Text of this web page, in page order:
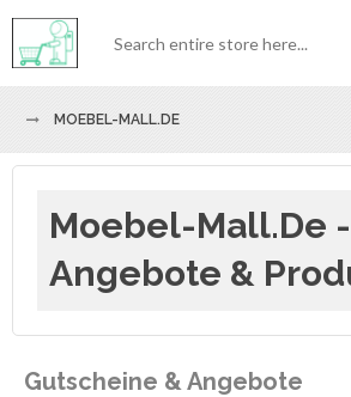
MOEBEL-MALL.DE
Moebel-Mall.de -
Angebote &
Gutscheine & Angebote